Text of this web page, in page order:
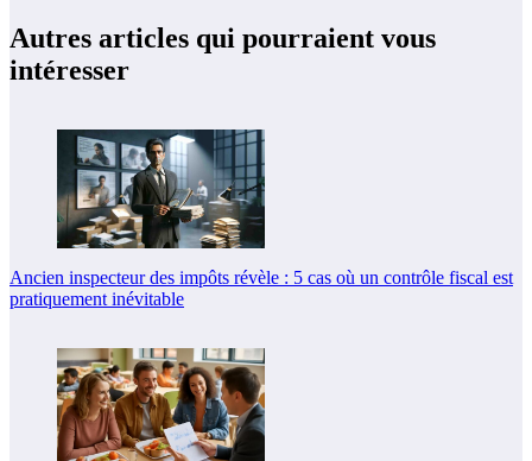
Autres articles qui pourraient vous
intéresser
Ancien inspecteur des impôts révèle : 5 cas où un contrôle fiscal est
pratiquement inévitable